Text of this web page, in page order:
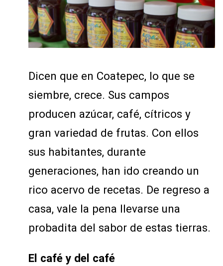
Dicen que en Coatepec, lo que se
siembre, crece. Sus campos
producen azúcar, café, cítricos y
gran variedad de frutas. Con ellos
sus habitantes, durante
generaciones, han ido creando un
rico acervo de recetas. De regreso a
casa, vale la pena llevarse una
probadita del sabor de estas tierras.
El café y del café